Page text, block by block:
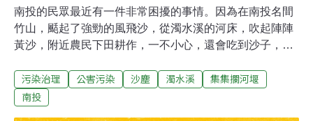
南投的民眾最近有一件非常困擾的事情。因為在南投名間
竹山，颳起了強勁的風飛沙，從濁水溪的河床，吹起陣陣
黃沙，附近農民下田耕作，一不小心，還會吃到沙子，而
泥沙，怎麼清都清不乾淨。黃沙滾滾整片溪床都陷進一陣
沙霧之中，河床上的沙土全被強勁風勢一波一波掀起，由
污染治理 公害污染 沙塵 濁水溪
集集攔河堰
南投